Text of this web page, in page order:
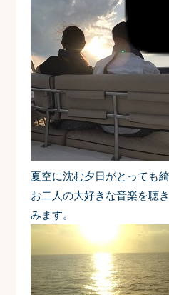
夏空に沈む夕日がとっても綺
お二人の大好きな音楽を聴
みます。